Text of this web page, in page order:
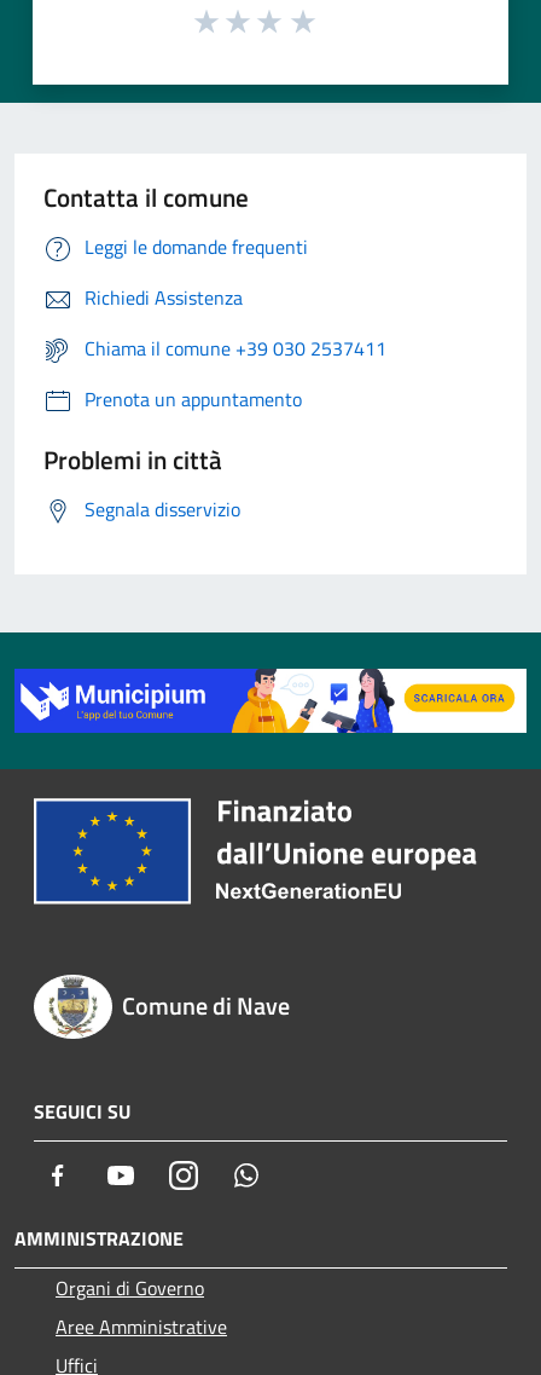
Contatta il comune
Leggi le domande frequenti
Richiedi Assistenza
Chiama il comune +39 030 2537411
Prenota un appuntamento
Problemi in città
Segnala disservizio
Comune di Nave
SEGUICI SU
Facebook YoutubeInstagram
AMMINISTRAZIONE
Organi di Governo
Aree Amministrative
Uffici